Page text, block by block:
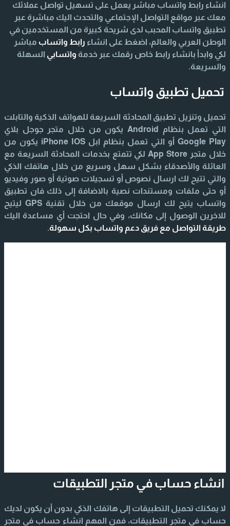
انشاء رابط واتساب مباشر يعمل على تسهيل تواصل عملائك
معك عبر مواقع التواصل الإجتماعي والتحدث اليك مباشرة عبر
تطبيق واتساب المحبب لدى شريحة كبيرة من المستخدمين في
الوطن العربي والعالم، اضغط على انشاء رابط واتساب مباشر
لكي وابدأ بانشاء رابط خاص رقمك عبر خدمة واتسابي السهلة
والسريعة.
تحميل تطبيق واتساب
تحميل وتنزيل تطبيق المحادثة السريعة للهواتف الذكية والتابلت
التي تعمل بنظام Android يكون من خلال متجر جوجل بلاي
Google Play أو التي تعمل بنظام ابل iPhone IOS يكون من
خلال متجر App Store لكي تتمتع بخدمات المحادثة السريعة مع
العائلة والأصدقاء بشكل سهل وسريع من خلال هاتفك الذكي
والتي تتيح لك ارسال نصوص أو تسجيلات صوتية أو صور وفيديو
أو حتى ملفات ومستندات نصية بالاضافة إلى ذلك فان تطبيق
واتساب يتيح لك ارسال موقعك من خلال تقنية GPS ليتيح
للاخرين الوصول إلى مكانك، وفي حال احتجت أي مساعدة اليك
طريقة التواصل مع فريق دعم واتساب بكل سهولة.
انشاء حساب في متجر التطبيقات
لا يمكنك تحميل التطبيقات إلى هاتفك الذكي بدون أن يكون لديك
حساب في متجر التطبيقات، فمن المهم انشاء حساب في متجر